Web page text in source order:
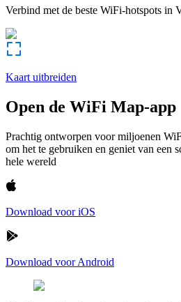
Verbind met de beste WiFi-hotspots in
Kaart uitbreiden
Open de WiFi Map-app
Prachtig ontworpen voor miljoenen
om het te gebruiken en geniet van een
hele wereld
Download voor iOS
Download voor Android